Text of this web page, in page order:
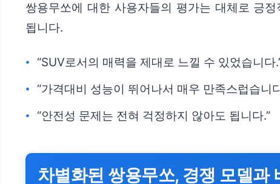
쌍용무쏘에 대한 사용자들의 평가는 대체로 긍
됩니다.
“SUV로서의 매력을 제대로 느낄 수 있었습니다
“가격대비 성능이 뛰어나서 매우 만족스럽습니
“안전성 문제는 전혀 걱정하지 않아도 됩니다.”
차별화된 쌍용무쏘, 경쟁 모델과